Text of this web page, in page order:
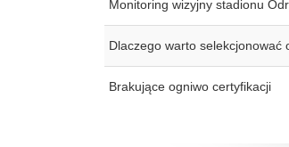
Monitoring wizyjny stadionu
Dlaczego warto
Brakujące ogniwo certyfikacji